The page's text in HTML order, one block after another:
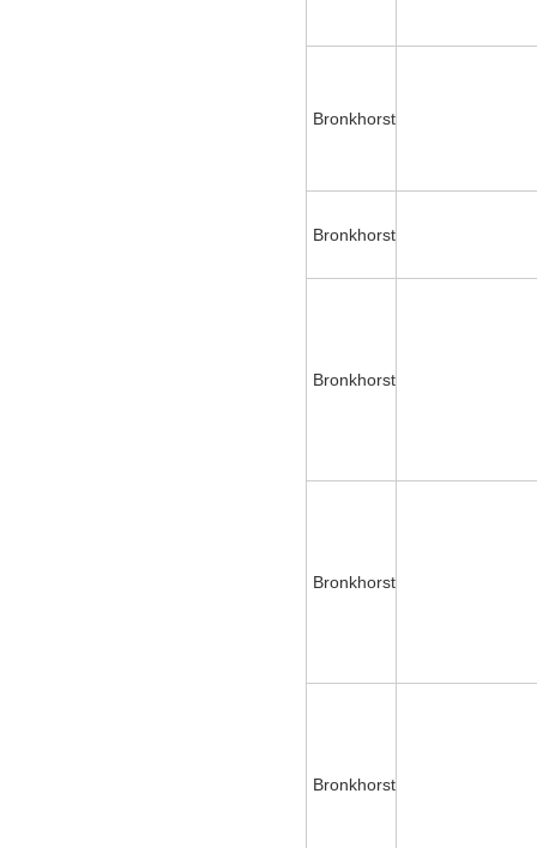
Bronkhorst
Bronkhorst
Bronkhorst
Bronkhorst
Bronkhorst